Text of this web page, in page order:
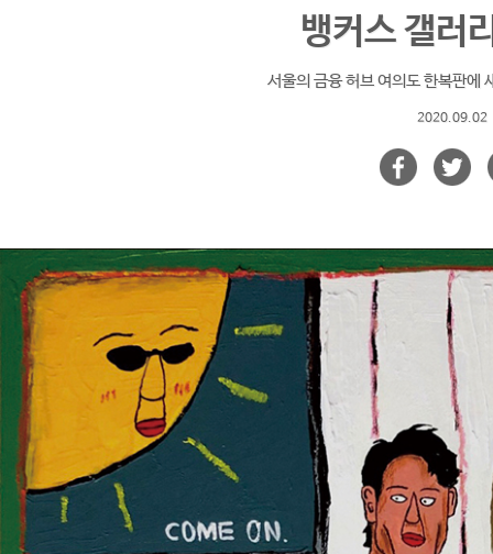
뱅커스 갤러
서울의 금융 허브 여의도 한복판에
2020.09.02